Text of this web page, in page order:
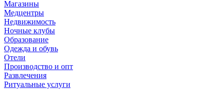
Магазины
Медцентры
Недвижимость
Ночные клубы
Образование
Одежда и обувь
Отели
Производство и опт
Развлечения
Ритуальные услуги